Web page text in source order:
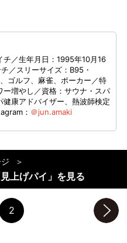
／生年月日：1995年10月16
／スリーサイズ：B95・
ゴルフ、麻雀、ポーカー／特
増やし／資格：サウナ・スパ
康アドバイザー、熱波師検定
： ＠jun.amaki
上げパイ」を見る
2